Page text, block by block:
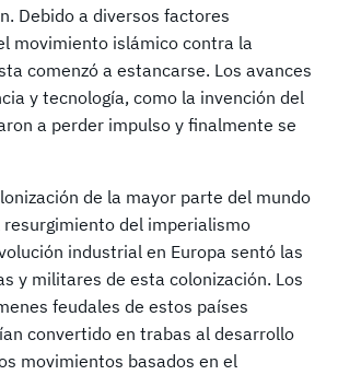
Debido a diversos factores
movimiento islámico contra la
comenzó a estancarse. Los avances
y tecnología, como la invención del
a perder impulso y finalmente se
de la mayor parte del mundo
del imperialismo
industrial en Europa sentó las
y militares de esta colonización. Los
feudales de estos países
convertido en trabas al desarrollo
movimientos basados en el